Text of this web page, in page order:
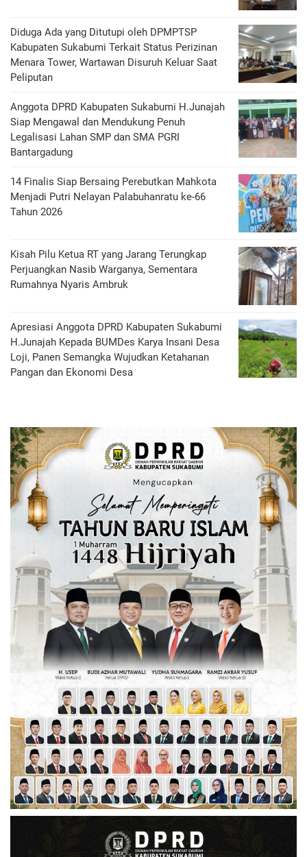
Diduga Ada yang Ditutupi oleh DPMPTSP
Kabupaten Sukabumi Terkait Status Perizinan
Menara Tower, Wartawan Disuruh Keluar Saat
Peliputan
Anggota DPRD Kabupaten Sukabumi H.Junajah
Siap Mengawal dan Mendukung Penuh
Legalisasi Lahan SMP dan SMA PGRI
Bantargadung
14 Finalis Siap Bersaing Perebutkan Mahkota
Menjadi Putri Nelayan Palabuhanratu ke-66
Tahun 2026
Kisah Pilu Ketua RT yang Jarang Terungkap
Perjuangkan Nasib Warganya, Sementara
Rumahnya Nyaris Ambruk
Apresiasi Anggota DPRD Kabupaten Sukabumi
H.Junajah Kepada BUMDes Karya Insani Desa
Loji, Panen Semangka Wujudkan Ketahanan
Pangan dan Ekonomi Desa